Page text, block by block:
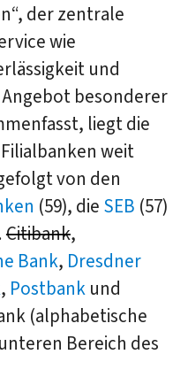
der zentrale
wie
und
besonderer
liegt die
weit
von den
(59), die SEB (57)
Citibank,
Bank, Dresdner
, Postbank und
(alphabetische
Bereich des